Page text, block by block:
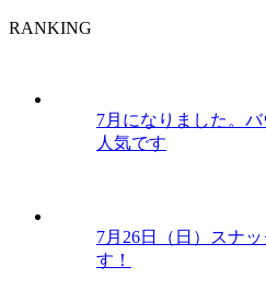
RANKING
7月になりました。
人気です
7月26日（日）スナ
す！